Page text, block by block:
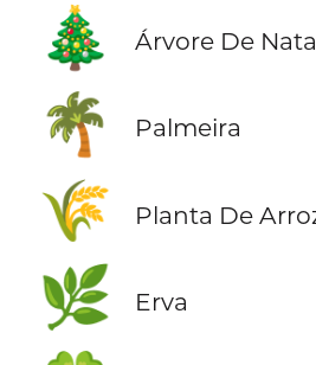
🎄 Árvore De
🌴 Palmeira
🌾 Planta De
🌿 Erva